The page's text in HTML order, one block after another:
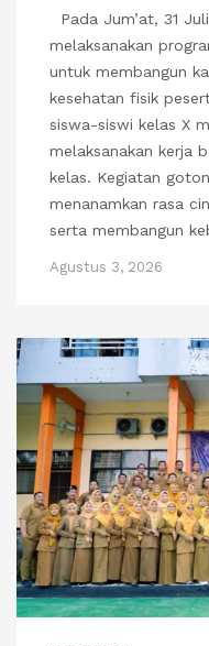
Pada Jum’at, 31
melaksanakan
untuk membangun
kesehatan fisik
siswa-siswi kelas X
melaksanakan kerja
kelas. Kegiatan
menanamkan rasa
serta membangun
Agustus 3, 2026